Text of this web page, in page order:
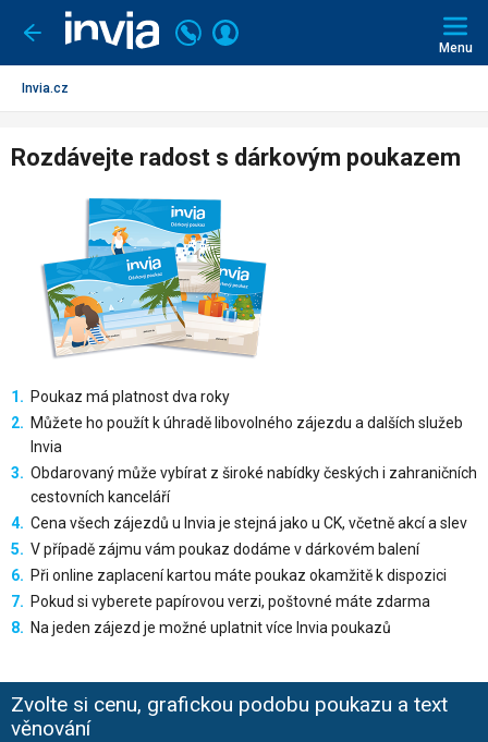
Jít
zpět
Volejte
226
000
Přihlásit
Menu
Invia.cz
Rozdávejte radost s dárkovým poukazem
Poukaz má platnost dva roky
Můžete ho použít k úhradě libovolného zájezdu a dalších služeb
Invia
Obdarovaný může vybírat z široké nabídky českých i zahraničních
cestovních kanceláří
Cena všech zájezdů u Invia je stejná jako u CK, včetně akcí a slev
V případě zájmu vám poukaz dodáme v dárkovém balení
Při online zaplacení kartou máte poukaz okamžitě k dispozici
Pokud si vyberete papírovou verzi, poštovné máte zdarma
Na jeden zájezd je možné uplatnit více Invia poukazů
Zvolte si cenu, grafickou podobu poukazu a text
věnování